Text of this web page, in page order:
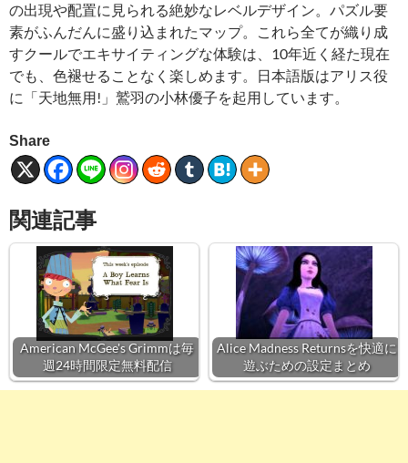
の出現や配置に見られる絶妙なレベルデザイン。パズル要
素がふんだんに盛り込まれたマップ。これら全てが織り成
すクールでエキサイティングな体験は、10年近く経た現在
でも、色褪せることなく楽しめます。日本語版はアリス役
に「天地無用!」鷲羽の小林優子を起用しています。
Share
関連記事
American McGee's Grimmは毎
週24時間限定無料配信
Alice Madness Returnsを快適に
遊ぶための設定まとめ